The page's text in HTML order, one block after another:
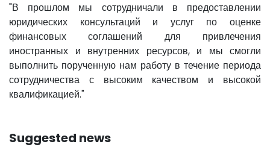
"В прошлом мы сотрудничали в предоставлении
юридических консультаций и услуг по оценке
финансовых соглашений для привлечения
иностранных и внутренних ресурсов, и мы смогли
выполнить порученную нам работу в течение периода
сотрудничества с высоким качеством и высокой
квалификацией."
Suggested news